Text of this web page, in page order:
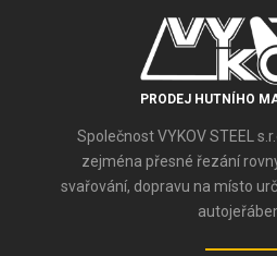
PRODEJ HUTNÍHO
Společnost VYKOV STEEL
zejména přesné řezání
svařování, dopravu na místo